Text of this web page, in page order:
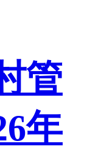
管
年